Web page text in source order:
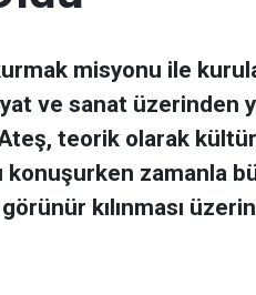
misyonu ile
ve sanat üzerinden
teorik olarak
konuşurken zamanla
kılınması